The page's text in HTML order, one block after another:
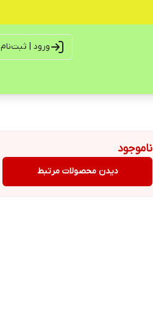
ورود | ثبت‌نام
ناموجود
دیدن محصولات مرتبط